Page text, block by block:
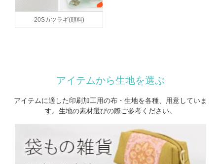
20Sカツラギ(顔料)
アイテムから生地を選ぶ
アイテムに適した印刷加工用の布・生地を各種、用意していま
す。 生地の素材選びの際ご参考ください。